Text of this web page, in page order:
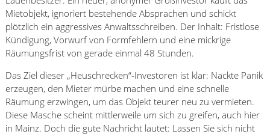
Mietobjekt, ignoriert bestehende Absprachen und schickt
plötzlich ein aggressives Anwaltsschreiben. Der Inhalt: Fristlose
Kündigung, Vorwurf von Formfehlern und eine mickrige
Räumungsfrist von gerade einmal 48 Stunden.
Das Ziel dieser „Heuschrecken“-Investoren ist klar: Nackte Panik
erzeugen, den Mieter mürbe machen und eine schnelle
Räumung erzwingen, um das Objekt teurer neu zu vermieten.
Diese Masche scheint mittlerweile um sich zu greifen, auch hier
in Mainz. Doch die gute Nachricht lautet: Lassen Sie sich nicht